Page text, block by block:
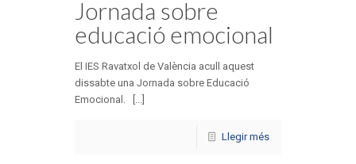
Jornada sobre
educació emocional
El IES Ravatxol de València acull aquest
dissabte una Jornada sobre Educació
Emocional. [...]
Llegir més